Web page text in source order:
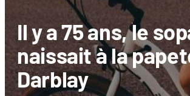
Il y a 75 ans, le
naissait à la
Darblay